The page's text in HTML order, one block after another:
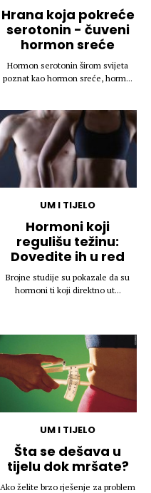
Hrana koja pokreće
serotonin - čuveni
hormon sreće
Hormon serotonin širom svijeta
poznat kao hormon sreće, horm...
UM I TIJELO
Hormoni koji
regulišu težinu:
Dovedite ih u red
Brojne studije su pokazale da su
hormoni ti koji direktno ut...
UM I TIJELO
Šta se dešava u
tijelu dok mršate?
Ako želite brzo rješenje za problem